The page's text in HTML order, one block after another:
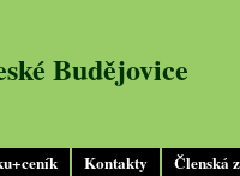
Kontakty Členská
Budějovice